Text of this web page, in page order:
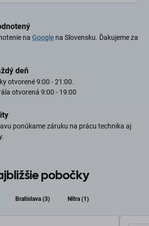
na Google na Slovensku. Ďakujeme za
deň
otvorené 9:00 - 21:00.
otvorená 9:00 - 19:00
ponúkame záruku na prácu technika aj
pobočky
Bratislava (3) Nitra (1)